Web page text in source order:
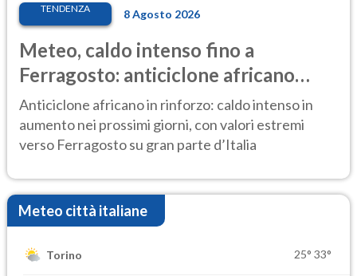
TENDENZA 8 Agosto 2026
Meteo, caldo intenso fino a
Ferragosto: anticiclone africano
ancora protagonista
Anticiclone africano in rinforzo: caldo intenso in
aumento nei prossimi giorni, con valori estremi
verso Ferragosto su gran parte d’Italia
Meteo città italiane
Torino 25° 33°